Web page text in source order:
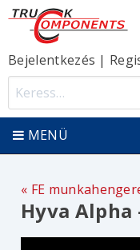
Bejelentkezés |
MENÜ
FE
Hyva Alpha